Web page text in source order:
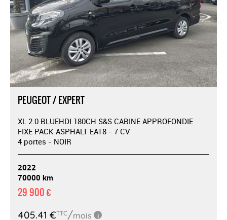
PEUGEOT / EXPERT
XL 2.0 BLUEHDI 180CH S&S CABINE APPROFONDIE
FIXE PACK ASPHALT EAT8 - 7 CV
4 portes - NOIR
2022
70000 km
29 900 €